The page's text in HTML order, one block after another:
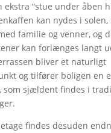
ekstra “stue under åben
kan nydes i solen,
familie og venner, og
kan forlænges langt
bliver et naturligt
og tilfører boligen en
som sjældent findes i
etage findes desuden